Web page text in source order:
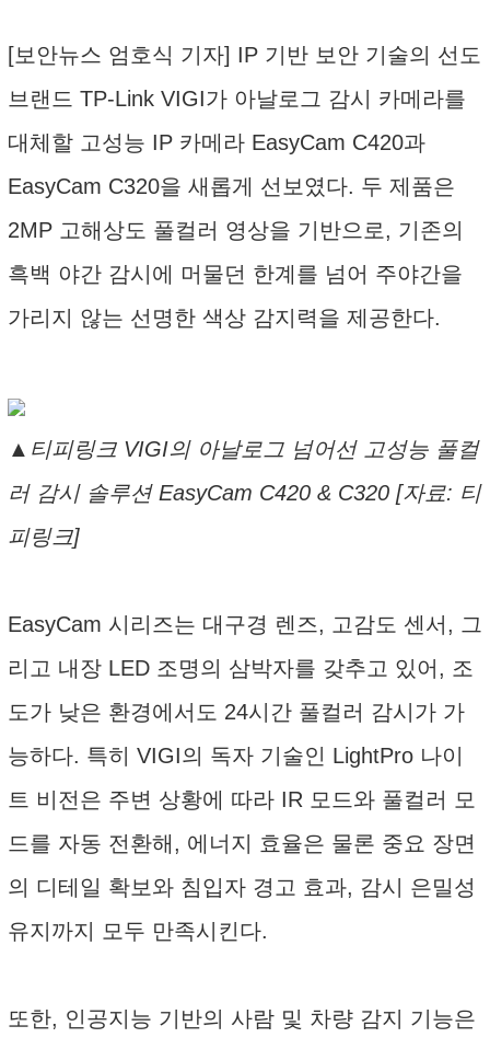
[보안뉴스 엄호식 기자] IP 기반 보안 기술의 선도
브랜드 TP-Link VIGI가 아날로그 감시 카메라를
대체할 고성능 IP 카메라 EasyCam C420과
EasyCam C320을 새롭게 선보였다. 두 제품은
2MP 고해상도 풀컬러 영상을 기반으로, 기존의
흑백 야간 감시에 머물던 한계를 넘어 주야간을
가리지 않는 선명한 색상 감지력을 제공한다.
▲티피링크 VIGI의 아날로그 넘어선 고성능 풀컬
러 감시 솔루션 EasyCam C420 & C320 [자료: 티
피링크]
EasyCam 시리즈는 대구경 렌즈, 고감도 센서, 그
리고 내장 LED 조명의 삼박자를 갖추고 있어, 조
도가 낮은 환경에서도 24시간 풀컬러 감시가 가
능하다. 특히 VIGI의 독자 기술인 LightPro 나이
트 비전은 주변 상황에 따라 IR 모드와 풀컬러 모
드를 자동 전환해, 에너지 효율은 물론 중요 장면
의 디테일 확보와 침입자 경고 효과, 감시 은밀성
유지까지 모두 만족시킨다.
또한, 인공지능 기반의 사람 및 차량 감지 기능은